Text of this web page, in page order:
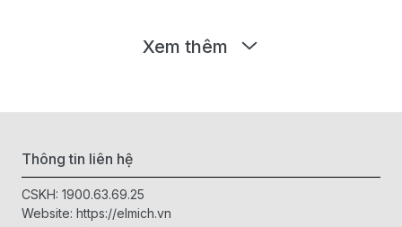
Xem thêm
Thông tin liên hệ
CSKH: 1900.63.69.25
Website: https://elmich.vn